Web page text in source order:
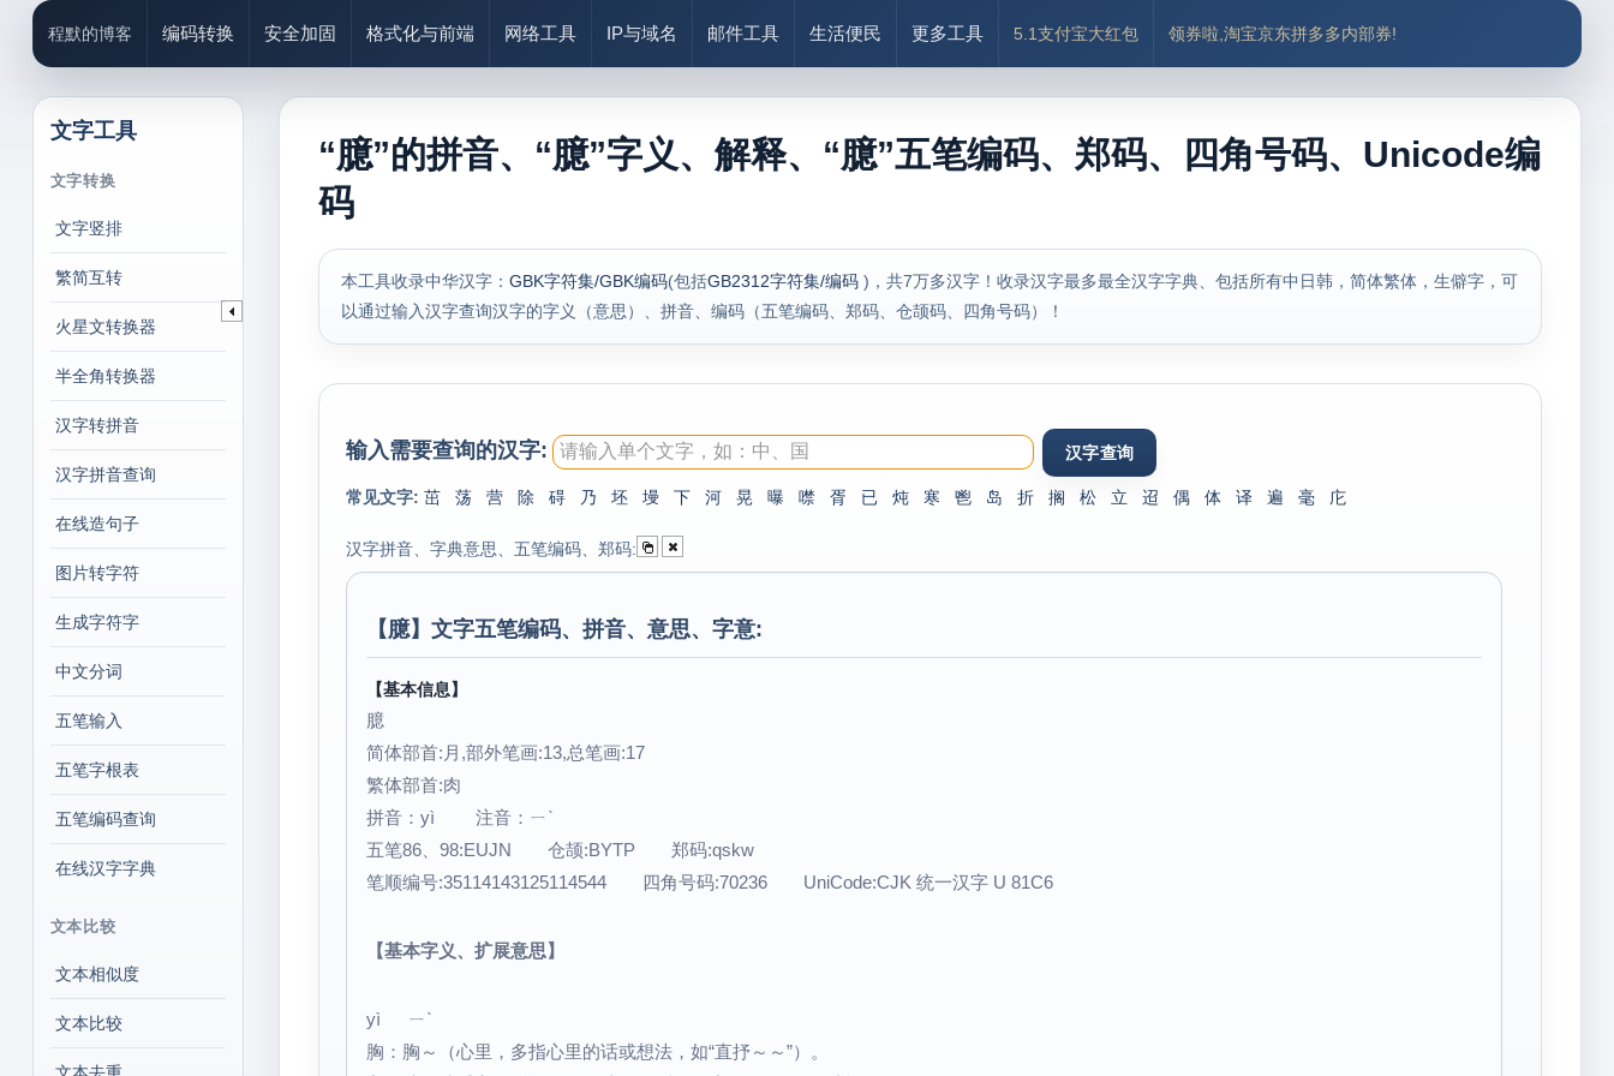
程默的博客 编码转换 安全加固 格式化与前端 网络工具 IP与域名 邮件工具 生活便民 更多工具 5.1支付宝大红包 领券啦,淘宝京东拼多多内部券!
文字工具
文字转换
文字竖排
繁简互转
火星文转换器
半全角转换器
汉字转拼音
汉字拼音查询
在线造句子
图片转字符
生成字符字
中文分词
五笔输入
五笔字根表
五笔编码查询
在线汉字字典
文本比较
文本相似度
文本比较
“臆”的拼音、“臆”字义、解释、“臆”五笔编码、郑码、四角号码、Unicode编
码
本工具收录中华汉字： GBK字符集/GBK编码(包括GB2312字符集/编码 )，共7万多汉字！收录汉字最多最全汉字字典、包括所有中日韩，简体繁体，生僻字，可
以通过输入汉字查询汉字的字义（意思）、拼音、编码（五笔编码、郑码、仓颉码、四角号码）！
输入需要查询的汉字:
常见文字: 茁 荡 营 除 碍 乃 坯 墁 下 河 晃 曝 噤 胥 已 炖 寒 鬯 岛 折 搁 松 立 迢 偶 体 译 遍 毫 庀
汉字拼音、字典意思、五笔编码、郑码:
【臆】文字五笔编码、拼音、意思、字意:
【基本信息】
臆
简体部首:月,部外笔画:13,总笔画:17
繁体部首:肉
拼音：yì 注音：ㄧˋ
五笔86、98:EUJN 仓颉:BYTP 郑码:qskw
笔顺编号:35114143125114544 四角号码:70236 UniCode:CJK 统一汉字 U 81C6
【基本字义、扩展意思】
yì ㄧˋ
胸：胸～（心里，多指心里的话或想法，如“直抒～～”）。